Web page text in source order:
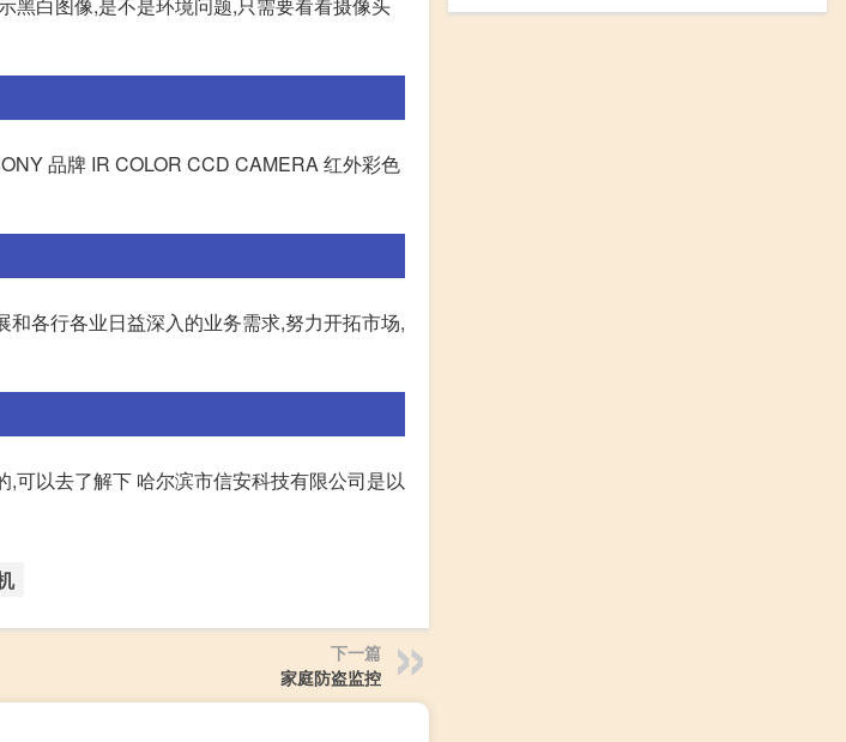
黑白图像,是不是环境问题,只需要看看摄像头
品牌 IR COLOR CCD CAMERA 红外彩色
各行各业日益深入的业务需求,努力开拓市场,
可以去了解下 哈尔滨市信安科技有限公司是以
下一篇
家庭防盗监控